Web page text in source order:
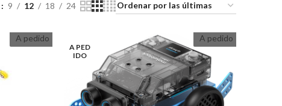
9 12 18 24
A pedido
A PED
IDO
A pedido